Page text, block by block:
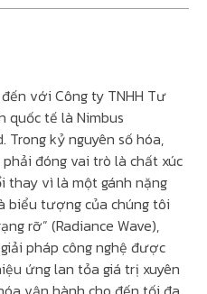
với Công ty TNHH Tư
quốc tế là Nimbus
Trong kỷ nguyên số hóa,
đóng vai trò là chất xúc
thay vì là một gánh nặng
biểu tượng của chúng tôi
rỡ” (Radiance Wave),
pháp công nghệ được
ứng lan tỏa giá trị xuyên